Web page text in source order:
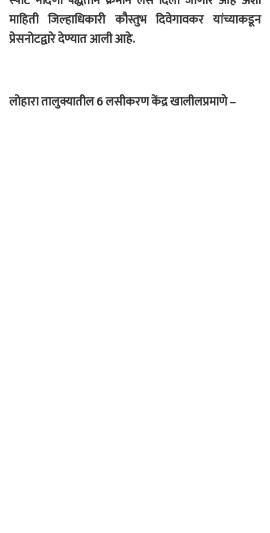
माहिती जिल्हाधिकारी कौस्तुभ दिवेगावकर यांच्याकडून
प्रेसनोटद्वारे देण्यात आली आहे.
लोहारा तालुक्यातील 6 लसीकरण केंद्र खालीलप्रमाणे –